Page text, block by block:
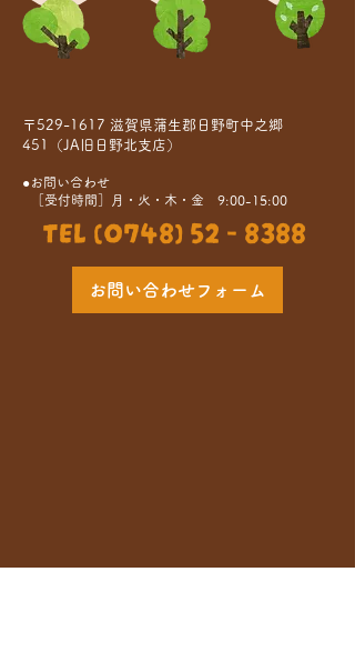
〒529-1617 滋賀県蒲生郡日野町中之郷
451（JA旧日野北支店）
●お問い合わせ
［受付時間］月・火・木・金 9:00-15:00
TEL (0748) 52 - 8388
お問い合わせフォーム